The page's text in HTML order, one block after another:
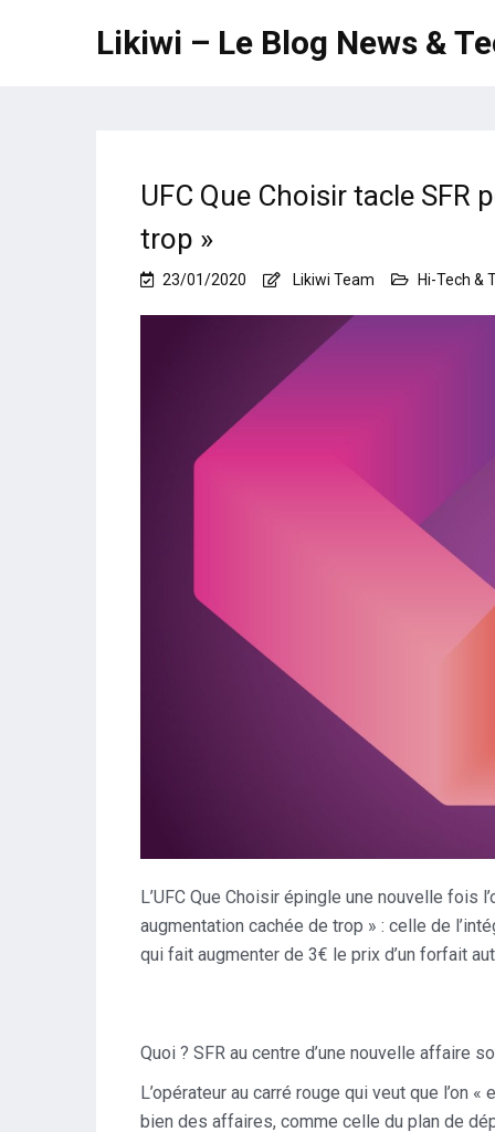
Likiwi – Le Blog News &
UFC Que Choisir tacle SFR
trop »
23/01/2020 Likiwi Team Hi-Tech &
L’UFC Que Choisir épingle une nouvelle fois
augmentation cachée de trop » : celle de
qui fait augmenter de 3€ le prix d’un forfait
Quoi ? SFR au centre d’une nouvelle affaire
L’opérateur au carré rouge qui veut que l’on
bien des affaires, comme celle du plan de